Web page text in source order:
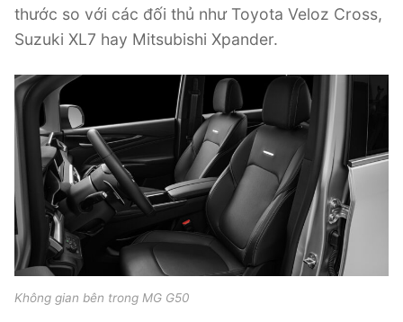
thước so với các đối thủ như Toyota Veloz Cross,
Suzuki XL7 hay Mitsubishi Xpander.
Không gian bên trong MG G50